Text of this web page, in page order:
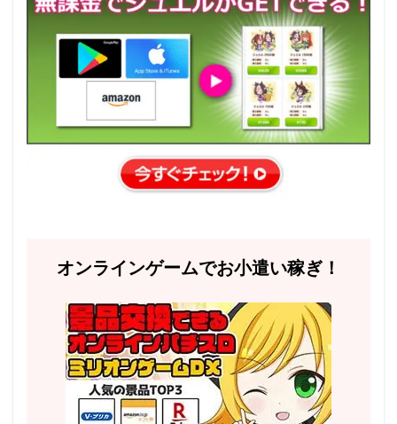
オンラインゲームでお小遣い稼ぎ！